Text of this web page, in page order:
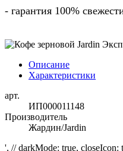
- гарантия 100%
Описание
Характеристики
арт.
ИП000011148
Производитель
Жардин/Jardin
', // darkMode: true,